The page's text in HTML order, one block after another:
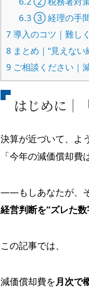
6.3 ③ 経理の手間
7 導入のコツ｜難し
8 まとめ｜“見えな
9 ご相談ください｜
はじめに｜
決算が近づいて、よ
「今年の減価償却費
——もしあなたが、そ
経営判断を“ズレた
この記事では、
減価償却費を 月次で